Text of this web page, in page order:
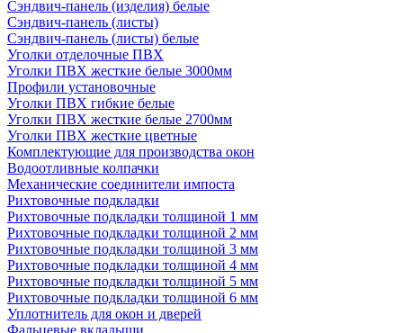
Сэндвич-панель (изделия) белые
Сэндвич-панель (листы)
Сэндвич-панель (листы) белые
Уголки отделочные ПВХ
Уголки ПВХ жесткие белые 3000мм
Профили установочные
Уголки ПВХ гибкие белые
Уголки ПВХ жесткие белые 2700мм
Уголки ПВХ жесткие цветные
Комплектующие для производства окон
Водоотливные колпачки
Механические соединители импоста
Рихтовочные подкладки
Рихтовочные подкладки толщиной 1 мм
Рихтовочные подкладки толщиной 2 мм
Рихтовочные подкладки толщиной 3 мм
Рихтовочные подкладки толщиной 4 мм
Рихтовочные подкладки толщиной 5 мм
Рихтовочные подкладки толщиной 6 мм
Уплотнитель для окон и дверей
Фальцевые вкладыши